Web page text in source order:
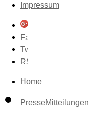
Impressum
Home
PresseMitteilungen